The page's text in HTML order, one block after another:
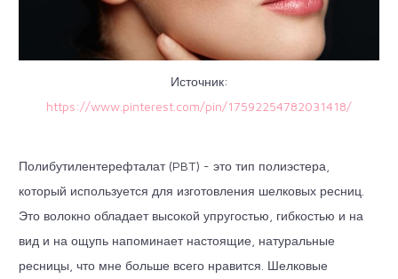
Источник:
https://www.pinterest.com/pin/17592254782031418/
Полибутилентерефталат (PBT) - это тип полиэстера,
который используется для изготовления шелковых ресниц.
Это волокно обладает высокой упругостью, гибкостью и на
вид и на ощупь напоминает настоящие, натуральные
ресницы, что мне больше всего нравится. Шелковые